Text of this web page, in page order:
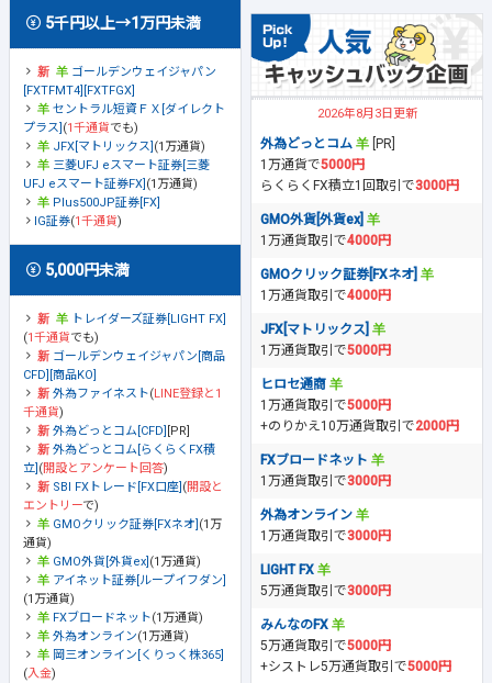
5千円以上→1万円未満
ゴールデンウェイジャパン
[FXTFMT4][FXTFGX]
セントラル短資ＦＸ[ダイレクト
プラス] (1千通貨でも)
JFX[マトリックス] (1万通貨)
三菱UFJ eスマート証券[三菱
UFJ eスマート証券FX] (1万通貨)
Plus500JP証券[FX]
IG証券(1千通貨)
5,000円未満
トレイダーズ証券[LIGHT FX]
(1千通貨でも)
ゴールデンウェイジャパン[商品
CFD][商品KO]
外為ファイネスト(LINE登録と1
千通貨)
外為どっとコム[CFD] [PR]
外為どっとコム[らくらくFX積
立] (開設とアンケート回答)
SBI FXトレード[FX口座] (開設と
エントリーで)
GMOクリック証券[FXネオ] (1万
通貨)
GMO外貨[外貨ex] (1万通貨)
アイネット証券[ループイフダン]
(1万通貨)
FXブロードネット(1万通貨)
外為オンライン(1万通貨)
岡三オンライン[くりっく株365]
(入金)
2026年8月3日更新
外為どっとコム
[PR]
1万通貨で5000円
らくらくFX積立1回取引で3000円
GMO外貨[外貨ex]
1万通貨取引で4000円
GMOクリック証券[FXネオ]
1万通貨取引で4000円
JFX[マトリックス]
1万通貨取引で5000円
ヒロセ通商
1万通貨取引で5000円
+のりかえ10万通貨取引で2000円
FXブロードネット
1万通貨取引で3000円
外為オンライン
1万通貨取引で3000円
LIGHT FX
5万通貨取引で3000円
みんなのFX
5万通貨取引で5000円
+シストレ5万通貨取引で5000円